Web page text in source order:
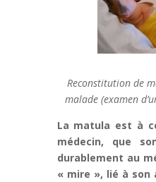
Reconstitution de
malade (examen
La matula est à
médecin, que
durablement au
« mire », lié à